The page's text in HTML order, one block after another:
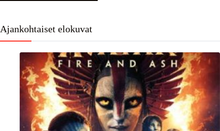
Ajankohtaiset elokuvat